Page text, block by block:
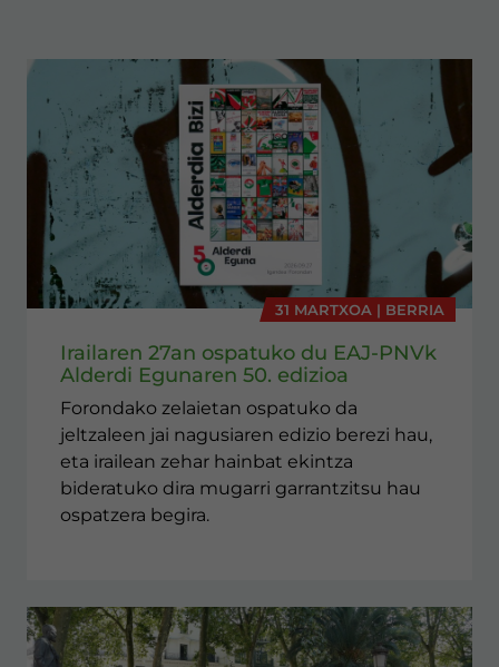
31 MARTXOA | BERRIA
Irailaren 27an ospatuko du EAJ-PNVk
Alderdi Egunaren 50. edizioa
Forondako zelaietan ospatuko da
jeltzaleen jai nagusiaren edizio berezi hau,
eta irailean zehar hainbat ekintza
bideratuko dira mugarri garrantzitsu hau
ospatzera begira.